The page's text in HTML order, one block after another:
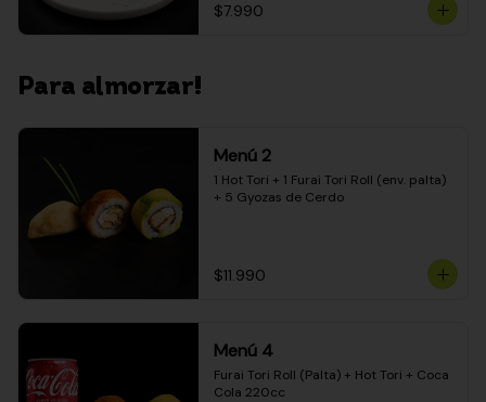
$7.990
Para almorzar!
Menú 2
1 Hot Tori + 1 Furai Tori Roll (env. palta)
+ 5 Gyozas de Cerdo
$11.990
Menú 4
Furai Tori Roll (Palta) + Hot Tori + Coca
Cola 220cc